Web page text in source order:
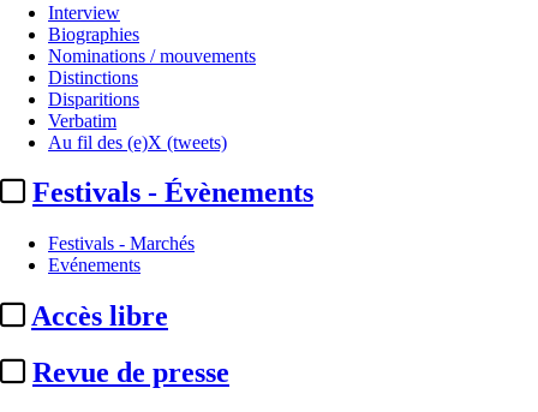
Interview
Biographies
Nominations / mouvements
Distinctions
Disparitions
Verbatim
Au fil des (e)X (tweets)
Festivals - Évènements
Festivals - Marchés
Evénements
Accès libre
Revue de presse